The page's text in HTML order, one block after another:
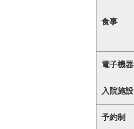
食事
電子機器
入院施設
予約制